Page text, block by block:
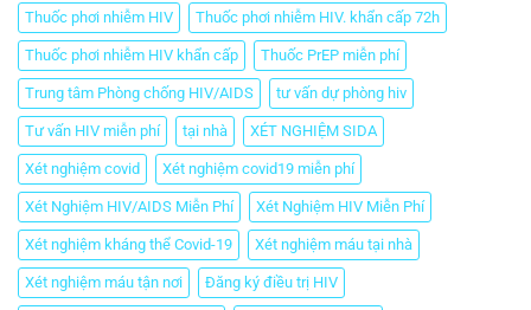
Thuốc phơi nhiễm HIV Thuốc phơi nhiễm HIV. khẩn cấp 72h
Thuốc phơi nhiễm HIV khẩn cấp Thuốc PrEP miễn phí
Trung tâm Phòng chống HIV/AIDS tư vấn dự phòng hiv
Tư vấn HIV miễn phí tại nhà XÉT NGHIỆM SIDA
Xét nghiệm covid Xét nghiệm covid19 miễn phí
Xét Nghiệm HIV/AIDS Miễn Phí Xét Nghiệm HIV Miễn Phí
Xét nghiệm kháng thể Covid-19 Xét nghiệm máu tại nhà
Xét nghiệm máu tận nơi Đăng ký điều trị HIV